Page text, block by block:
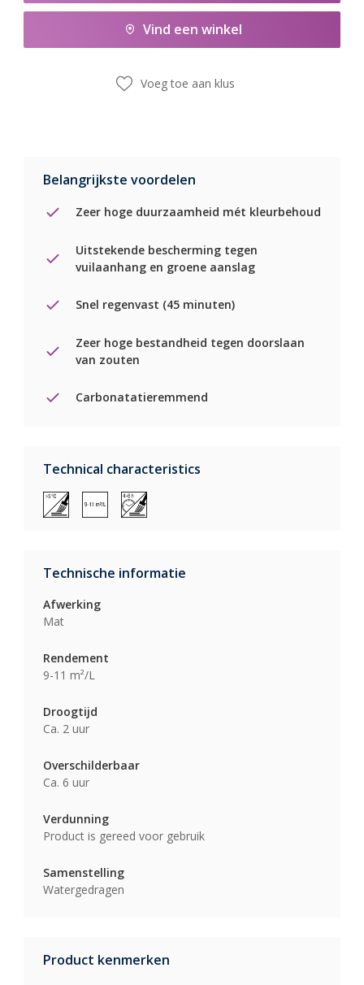
Vind een winkel
Voeg toe aan klus
Belangrijkste voordelen
Zeer hoge duurzaamheid mét kleurbehoud
Uitstekende bescherming tegen
vuilaanhang en groene aanslag
Snel regenvast (45 minuten)
Zeer hoge bestandheid tegen doorslaan
van zouten
Carbonatatieremmend
Technical characteristics
Technische informatie
Afwerking
Mat
Rendement
9-11 m²/L
Droogtijd
Ca. 2 uur
Overschilderbaar
Ca. 6 uur
Verdunning
Product is gereed voor gebruik
Samenstelling
Watergedragen
Product kenmerken